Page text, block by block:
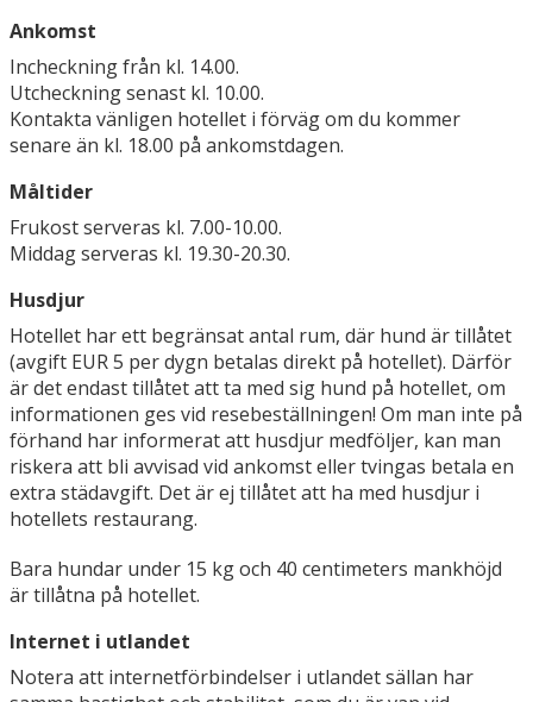
Ankomst
Incheckning från kl. 14.00.
Utcheckning senast kl. 10.00.
Kontakta vänligen hotellet i förväg om du kommer
senare än kl. 18.00 på ankomstdagen.
Måltider
Frukost serveras kl. 7.00-10.00.
Middag serveras kl. 19.30-20.30.
Husdjur
Hotellet har ett begränsat antal rum, där hund är tillåtet
(avgift EUR 5 per dygn betalas direkt på hotellet). Därför
är det endast tillåtet att ta med sig hund på hotellet, om
informationen ges vid resebeställningen! Om man inte på
förhand har informerat att husdjur medföljer, kan man
riskera att bli avvisad vid ankomst eller tvingas betala en
extra städavgift. Det är ej tillåtet att ha med husdjur i
hotellets restaurang.
Bara hundar under 15 kg och 40 centimeters mankhöjd
är tillåtna på hotellet.
Internet i utlandet
Notera att internetförbindelser i utlandet sällan har